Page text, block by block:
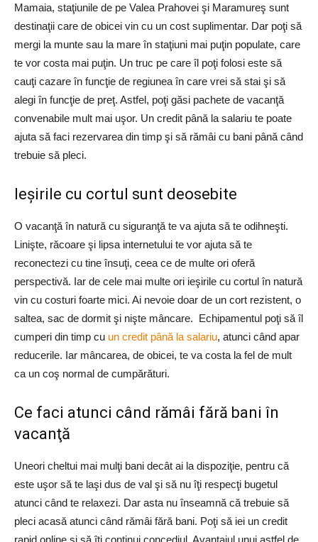
Mamaia, staţiunile de pe Valea Prahovei şi Maramureş sunt
destinaţii care de obicei vin cu un cost suplimentar. Dar poţi să
mergi la munte sau la mare în staţiuni mai puţin populate, care
te vor costa mai puţin. Un truc pe care îl poţi folosi este să
cauţi cazare în funcţie de regiunea în care vrei să stai şi să
alegi în funcţie de preţ. Astfel, poţi găsi pachete de vacanţă
convenabile mult mai uşor. Un credit până la salariu te poate
ajuta să faci rezervarea din timp şi să rămâi cu bani până când
trebuie să pleci.
Ieşirile cu cortul sunt deosebite
O vacanţă în natură cu siguranţă te va ajuta să te odihneşti.
Linişte, răcoare şi lipsa internetului te vor ajuta să te
reconectezi cu tine însuţi, ceea ce de multe ori oferă
perspectivă. Iar de cele mai multe ori ieşirile cu cortul în natură
vin cu costuri foarte mici. Ai nevoie doar de un cort rezistent, o
saltea, sac de dormit şi nişte mâncare. Echipamentul poţi să îl
cumperi din timp cu un credit până la salariu, atunci când apar
reducerile. Iar mâncarea, de obicei, te va costa la fel de mult
ca un coş normal de cumpărături.
Ce faci atunci când rămâi fără bani în
vacanţă
Uneori cheltui mai mulţi bani decât ai la dispoziţie, pentru că
este uşor să te laşi dus de val şi să nu îţi respecţi bugetul
atunci când te relaxezi. Dar asta nu înseamnă că trebuie să
pleci acasă atunci când rămâi fără bani. Poţi să iei un credit
rapid online şi să îţi continui concediul. Avantajul unui astfel de